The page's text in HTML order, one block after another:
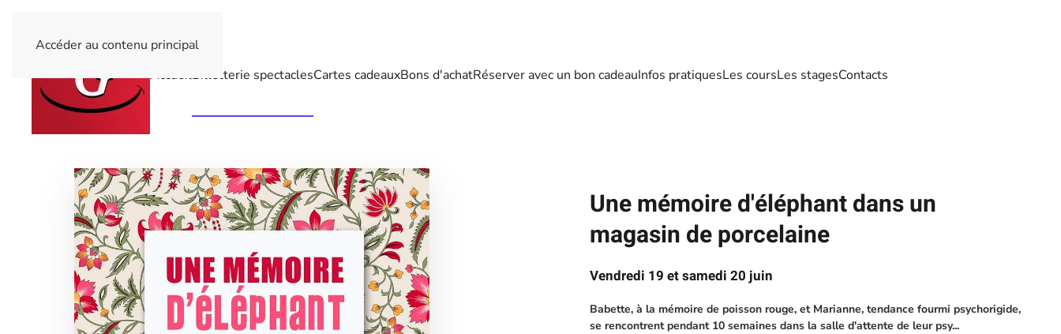
Accéder au contenu principal
AccueilBilletterie spectaclesCartes cadeauxBons d'achatRéserver avec un bon cadeauInfos pratiquesLes coursLes stagesContacts
Une mémoire d'éléphant dans un
magasin de porcelaine
Vendredi 19 et samedi 20 juin
Babette, à la mémoire de poisson rouge, et Marianne, tendance fourmi psychorigide,
se rencontrent pendant 10 semaines dans la salle d'attente de leur psy...